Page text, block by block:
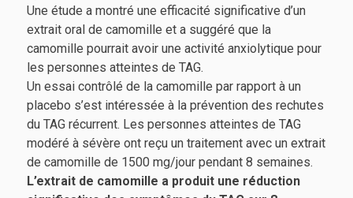
Une étude a montré une efficacité significative d’un
extrait oral de camomille et a suggéré que la
camomille pourrait avoir une activité anxiolytique pour
les personnes atteintes de TAG.
Un essai contrôlé de la camomille par rapport à un
placebo s’est intéressée à la prévention des rechutes
du TAG récurrent. Les personnes atteintes de TAG
modéré à sévère ont reçu un traitement avec un extrait
de camomille de 1500 mg/jour pendant 8 semaines.
L’extrait de camomille a produit une réduction